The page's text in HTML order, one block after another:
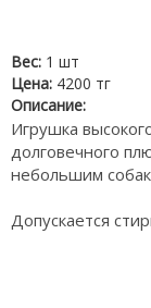
Вес: 1 шт
Цена: 4200 тг
Описание:
Игрушка
долговечного
небольшим
Допускается